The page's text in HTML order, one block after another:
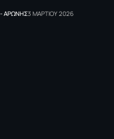
- ΑΡΩΝΗΣ3 ΜΑΡΤΙΟΥ 2026